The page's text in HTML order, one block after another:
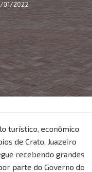
01/2022
turístico, econômico
de Crato, Juazeiro
recebendo grandes
parte do Governo do